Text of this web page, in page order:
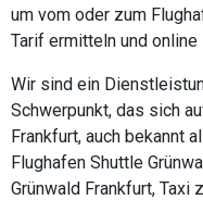
um vom oder zum
Tarif ermitteln und
Wir sind ein
Schwerpunkt, das sich
Frankfurt, auch bekannt
Flughafen Shuttle
Grünwald Frankfurt, Taxi